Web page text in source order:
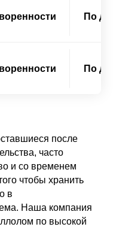
По
По
после
часто
и со временем
чтобы хранить
в
Наша компания
по высокой